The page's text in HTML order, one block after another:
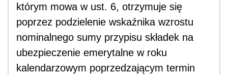
którym mowa w ust. 6, otrzymuje się
poprzez podzielenie wskaźnika wzrostu
nominalnego sumy przypisu składek na
ubezpieczenie emerytalne w roku
kalendarzowym poprzedzającym termin